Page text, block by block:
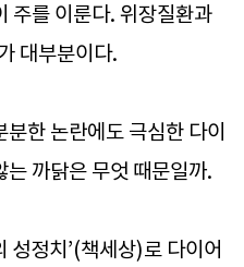
주를 이룬다. 위장질환과
대부분이다.
한 논란에도 극심한 다이
까닭은 무엇 때문일까.
성정치’(책세상)로 다이어